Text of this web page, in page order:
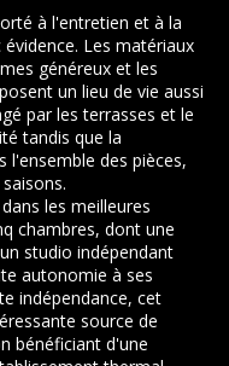
à l'entretien et à la
Les matériaux
généreux et les
un lieu de vie aussi
par les terrasses et le
tandis que la
l'ensemble des pièces,
les meilleures
chambres, dont une
studio indépendant
autonomie à ses
indépendance, cet
source de
bénéficiant d'une